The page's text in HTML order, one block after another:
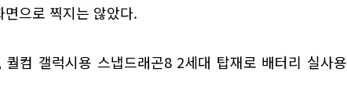
으로 찍지는 않았다.
컴 갤럭시용 스냅드래곤8 2세대 탑재로 배터리 실사용